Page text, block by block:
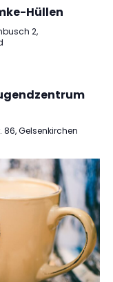
Hüllen
2,
86, Gelsenkirchen